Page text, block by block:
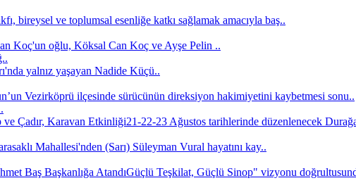
bireysel ve toplumsal esenliğe katkı sağlamak amacıyla baş..
Koç'un oğlu, Köksal Can Koç ve Ayşe Pelin ..
yalnız yaşayan Nadide Küçü..
Vezirköprü ilçesinde sürücünün direksiyon hakimiyetini kaybetmesi sonu..
21-22-23 Ağustos tarihlerinde düzenlenecek
Mahallesi'nden (Sarı) Süleyman Vural hayatını kay..
Güçlü Teşkilat, Güçlü Sinop" vizyonu